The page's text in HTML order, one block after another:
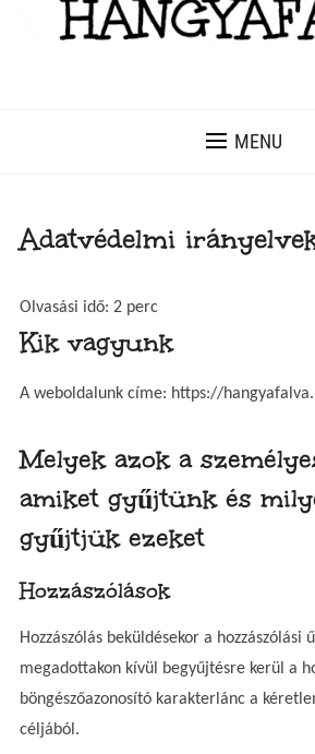
MENU
Adatvédelmi
Olvasási idő: 2 perc
Kik vagyunk
A weboldalunk címe: https://
Melyek azok a
amiket gyűjtünk és
gyűjtjük ezeket
Hozzászólások
Hozzászólás beküldésekor a hozzászólási
megadottakon kívül begyűjtésre kerül a
böngészőazonosító karakterlánc a
céljából.